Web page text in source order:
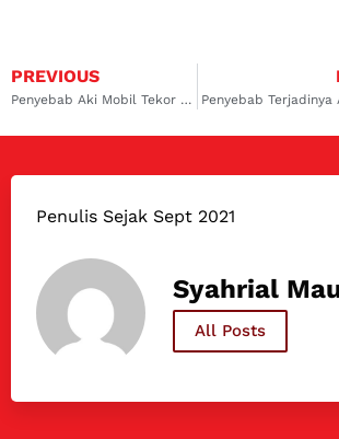
PREVIOUS
Penyebab Aki Mobil Tekor dan Bagaimana Cara Untuk Mengatasinya
Penulis Sejak Sept 2021
Syahrial
All Posts